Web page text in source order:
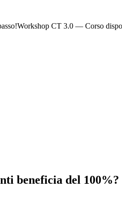
Workshop CT 3.0 — Corso
beneficia del